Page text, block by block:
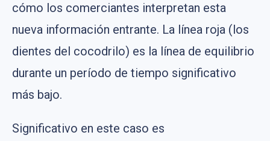
cómo los comerciantes interpretan esta
nueva información entrante. La línea roja (los
dientes del cocodrilo) es la línea de equilibrio
durante un período de tiempo significativo
más bajo.
Significativo en este caso es